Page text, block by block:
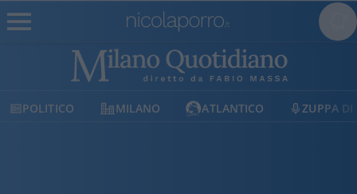
MILANO ATLANTICO ZUPPA DI PORRO